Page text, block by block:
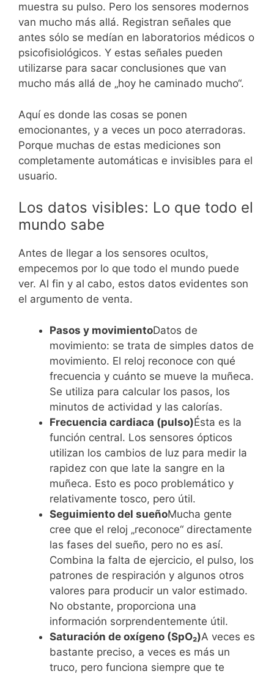
muestra su pulso. Pero los sensores modernos
van mucho más allá. Registran señales que
antes sólo se medían en laboratorios médicos o
psicofisiológicos. Y estas señales pueden
utilizarse para sacar conclusiones que van
mucho más allá de „hoy he caminado mucho“.
Aquí es donde las cosas se ponen
emocionantes, y a veces un poco aterradoras.
Porque muchas de estas mediciones son
completamente automáticas e invisibles para el
usuario.
Los datos visibles: Lo que todo el
mundo sabe
Antes de llegar a los sensores ocultos,
empecemos por lo que todo el mundo puede
ver. Al fin y al cabo, estos datos evidentes son
el argumento de venta.
Pasos y movimientoDatos de
movimiento: se trata de simples datos de
movimiento. El reloj reconoce con qué
frecuencia y cuánto se mueve la muñeca.
Se utiliza para calcular los pasos, los
minutos de actividad y las calorías.
Frecuencia cardiaca (pulso)Ésta es la
función central. Los sensores ópticos
utilizan los cambios de luz para medir la
rapidez con que late la sangre en la
muñeca. Esto es poco problemático y
relativamente tosco, pero útil.
Seguimiento del sueñoMucha gente
cree que el reloj „reconoce“ directamente
las fases del sueño, pero no es así.
Combina la falta de ejercicio, el pulso, los
patrones de respiración y algunos otros
valores para producir un valor estimado.
No obstante, proporciona una
información sorprendentemente útil.
Saturación de oxígeno (SpO₂)A veces es
bastante preciso, a veces es más un
truco, pero funciona siempre que te